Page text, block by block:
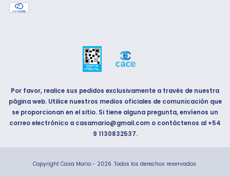
Por favor, realice sus pedidos exclusivamente a través de nuestra
página web. Utilice nuestros medios oficiales de comunicación que
se proporcionan en el sitio. Si tiene alguna pregunta, envíenos un
correo electrónico a casamario@gmail.com o contáctenos al +54
9 1130832537.
Copyright Casa Mario - 2026. Todos los derechos reservados.